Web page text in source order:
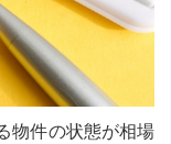
物件の状態が相場